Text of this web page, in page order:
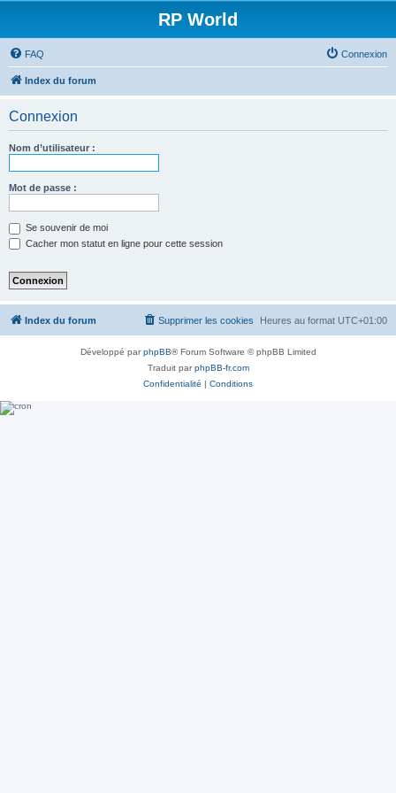
RP World
FAQ Connexion
Index du forum
Connexion
Nom d’utilisateur :
Mot de passe :
Se souvenir de moi
Cacher mon statut en ligne pour cette session
Index du forum Heures au format UTC+01:00
Supprimer les cookies
Développé parphpBB® Forum Software © phpBB Limited
Traduit parphpBB-fr.com
Confidentialité | Conditions